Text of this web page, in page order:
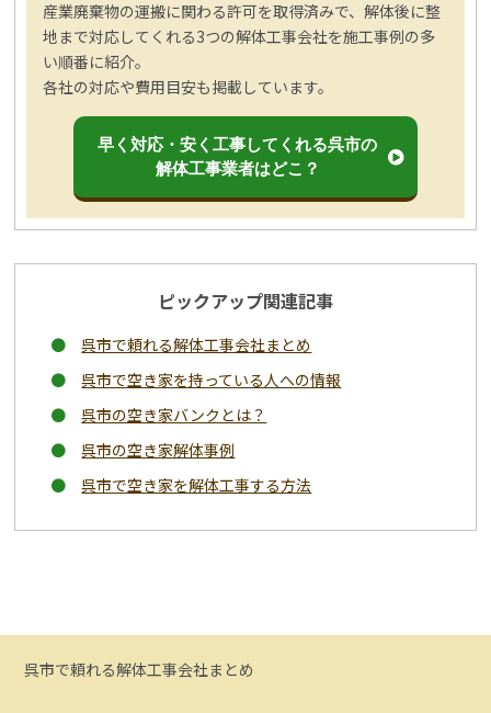
産業廃棄物の運搬に関わる許可を取得済みで、解体後に整
地まで対応してくれる3つの解体工事会社を施工事例の多
い順番に紹介。
各社の対応や費用目安も掲載しています。
早く対応・安く工事してくれる呉市の
解体工事業者はどこ？
ピックアップ関連記事
呉市で頼れる解体工事会社まとめ
呉市で空き家を持っている人への情報
呉市の空き家バンクとは？
呉市の空き家解体事例
呉市で空き家を解体工事する方法
呉市で頼れる解体工事会社まとめ